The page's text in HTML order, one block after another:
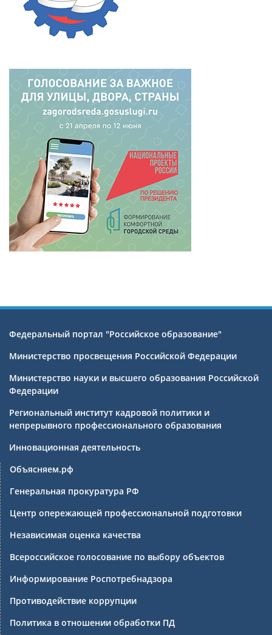
Федеральный портал "Российское образование"
Министерство просвещения Российской Федерации
Министерство науки и высшего образования Российской
Федерации
Региональный институт кадровой политики и
непрерывного профессионального образования
Инновационная деятельность
Объясняем.рф
Генеральная прокуратура РФ
Центр опережающей профессиональной подготовки
Независимая оценка качества
Всероссийское голосование по выбору объектов
Информирование Роспотребнадзора
Противодействие коррупции
Политика в отношении обработки ПД